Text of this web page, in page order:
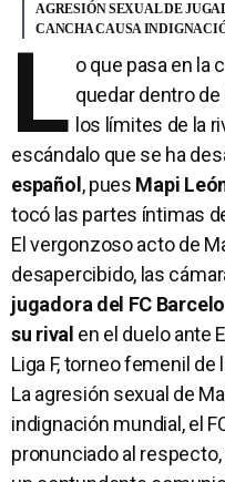
AGRESIÓN SEXUAL DE
CANCHA CAUSA
L o que pasa en la
quedar dentro
los límites de la
escándalo que se ha
español , pues Mapi
tocó las partes íntimas
El vergonzoso acto de
desapercibido, las
jugadora del FC
su rival en el duelo ante
Liga F, torneo femenil de
La agresión sexual de
indignación mundial, el
pronunciado al respecto,